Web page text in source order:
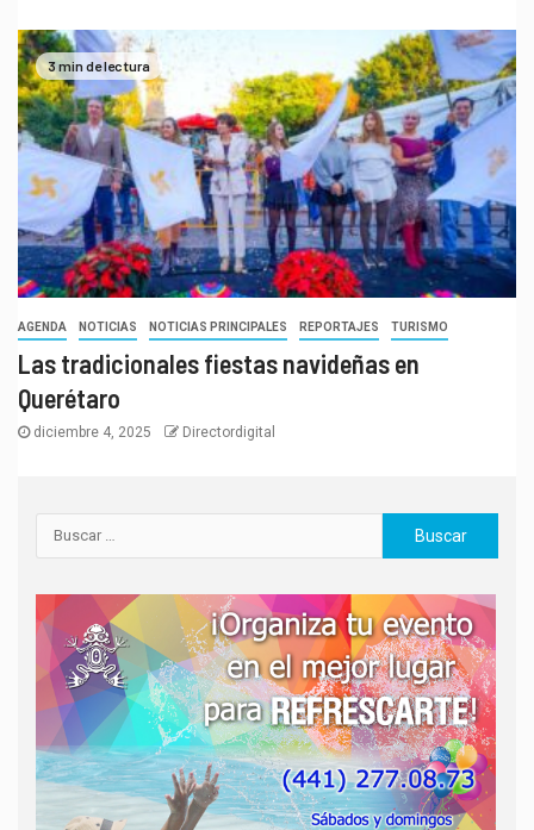
3 min de lectura
AGENDA NOTICIAS NOTICIAS PRINCIPALES REPORTAJES TURISMO
Las tradicionales fiestas navideñas en
Querétaro
diciembre 4, 2025 Directordigital